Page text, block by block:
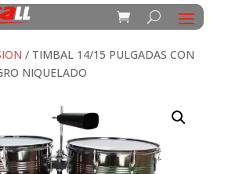
/ TIMBAL 14/15 PULGADAS CON
NIQUELADO